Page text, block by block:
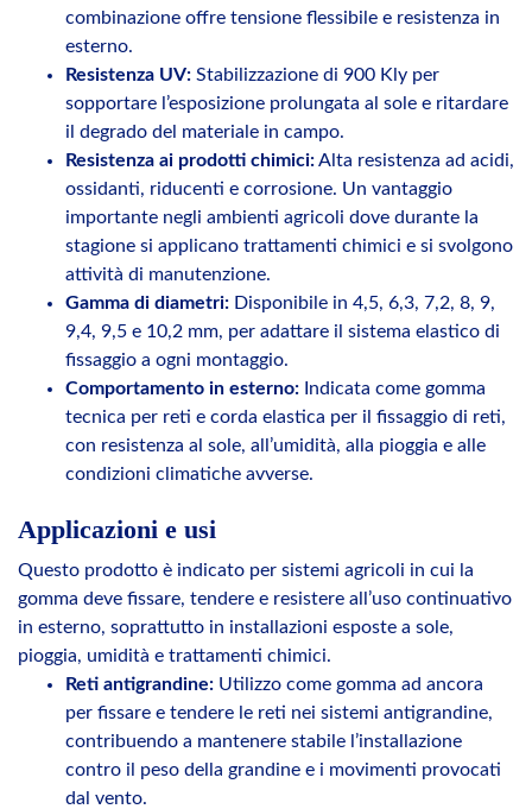
combinazione offre tensione flessibile e resistenza in
esterno.
Resistenza UV: Stabilizzazione di 900 Kly per
sopportare l’esposizione prolungata al sole e ritardare
il degrado del materiale in campo.
Resistenza ai prodotti chimici:Alta resistenza ad acidi,
ossidanti, riducenti e corrosione. Un vantaggio
importante negli ambienti agricoli dove durante la
stagione si applicano trattamenti chimici e si svolgono
attività di manutenzione.
Gamma di diametri: Disponibile in 4,5, 6,3, 7,2, 8, 9,
9,4, 9,5 e 10,2 mm, per adattare il sistema elastico di
fissaggio a ogni montaggio.
Comportamento in esterno: Indicata come gomma
tecnica per reti e corda elastica per il fissaggio di reti,
con resistenza al sole, all’umidità, alla pioggia e alle
condizioni climatiche avverse.
Applicazioni e usi
Questo prodotto è indicato per sistemi agricoli in cui la
gomma deve fissare, tendere e resistere all’uso continuativo
in esterno, soprattutto in installazioni esposte a sole,
pioggia, umidità e trattamenti chimici.
Reti antigrandine: Utilizzo come gomma ad ancora
per fissare e tendere le reti nei sistemi antigrandine,
contribuendo a mantenere stabile l’installazione
contro il peso della grandine e i movimenti provocati
dal vento.